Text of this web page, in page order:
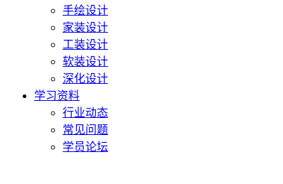
手绘设计
家装设计
工装设计
软装设计
深化设计
学习资料
行业动态
常见问题
学员论坛